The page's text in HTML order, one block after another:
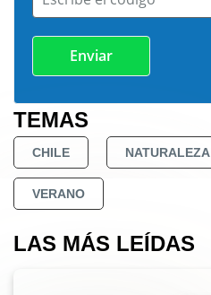
TEMAS
CHILE NATURALEZA
VERANO
LAS MÁS LEÍDAS